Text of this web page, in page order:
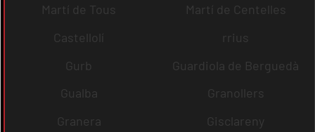
Martí de Tous
Martí de Centelles
Castellolí
rrius
Gurb
Guardiola de Berguedà
Gualba
Granollers
Granera
Gisclareny